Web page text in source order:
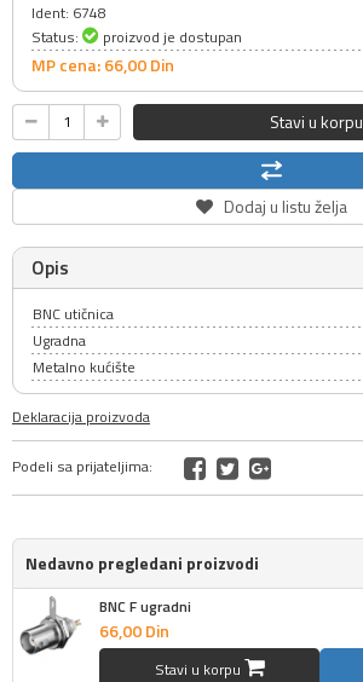
Ident: 6748
Status:
proizvod je dostupan
MP cena: 66,00Din
Stavi u korpu
Dodaj u listu želja
Opis
BNC utičnica
Ugradna
Metalno kućište
Deklaracija proizvoda
Podeli sa prijateljima:
Nedavno pregledani proizvodi
BNC F ugradni
66,00Din
Stavi u korpu